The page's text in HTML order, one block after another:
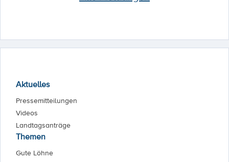
Aktuelles
Pressemitteilungen
Videos
Landtagsanträge
Themen
Gute Löhne